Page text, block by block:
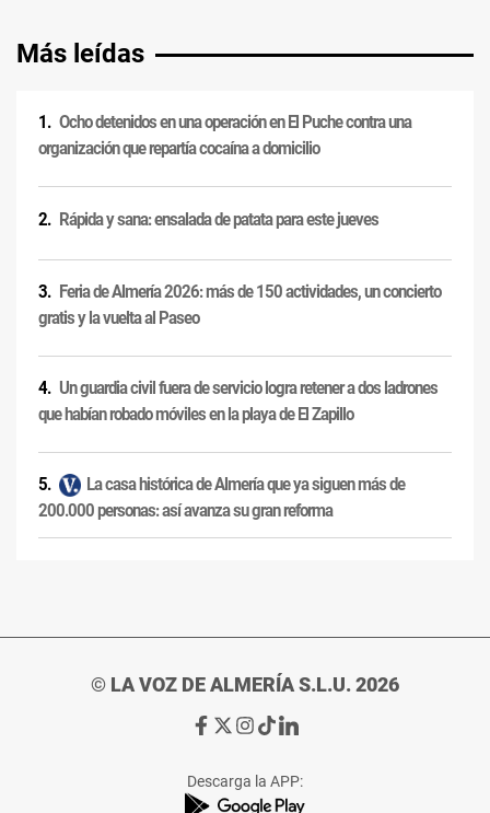
Más leídas
Ocho detenidos en una operación en El Puche contra una
organización que repartía cocaína a domicilio
Rápida y sana: ensalada de patata para este jueves
Feria de Almería 2026: más de 150 actividades, un concierto
gratis y la vuelta al Paseo
Un guardia civil fuera de servicio logra retener a dos ladrones
que habían robado móviles en la playa de El Zapillo
La casa histórica de Almería que ya siguen más de
200.000 personas: así avanza su gran reforma
© LA VOZ DE ALMERÍA S.L.U. 2026
Ir
de
Ir
de
Ir
de
Ir
de
Ir
de
Descarga la APP: